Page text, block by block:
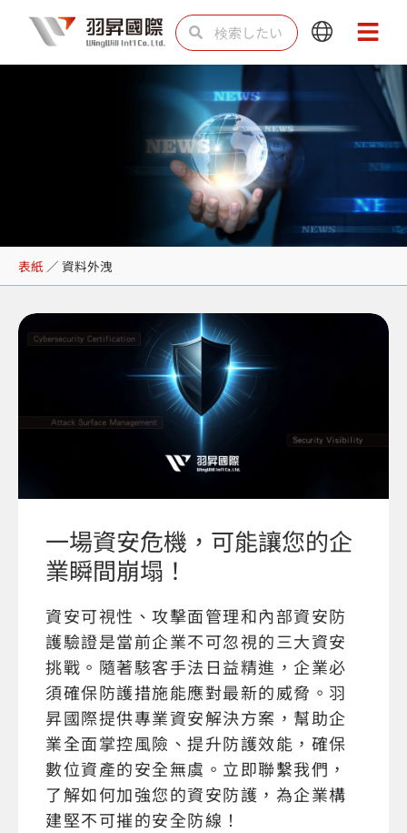
を
検
索 索
Main
Menu
Main
Menu
資料外洩
表紙 ／ 資料外洩
一場資安危機，可能讓您的企
業瞬間崩塌！
資安可視性、攻擊面管理和內部資安防
護驗證是當前企業不可忽視的三大資安
挑戰。隨著駭客手法日益精進，企業必
須確保防護措施能應對最新的威脅。羽
昇國際提供專業資安解決方案，幫助企
業全面掌控風險、提升防護效能，確保
數位資產的安全無虞。立即聯繫我們，
了解如何加強您的資安防護，為企業構
建堅不可摧的安全防線！